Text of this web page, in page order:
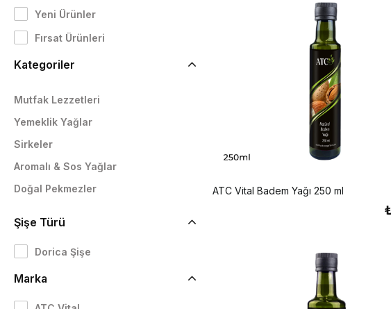
Yeni Ürünler
Fırsat Ürünleri
Kategoriler
Mutfak Lezzetleri
Yemeklik Yağlar
Sirkeler
Aromalı & Sos Yağlar
Doğal Pekmezler
Şişe Türü
Dorica Şişe
Marka
ATC Vital Badem Yağı 250 ml